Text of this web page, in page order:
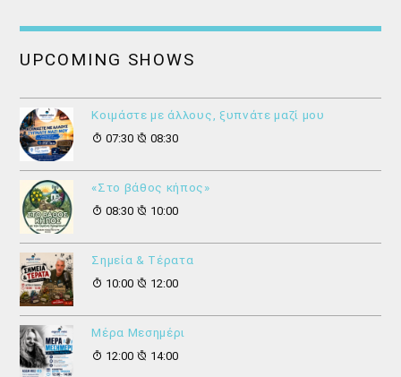
UPCOMING SHOWS
Κοιμάστε με άλλους, ξυπνάτε μαζί μου
07:30
08:30
«Στο βάθος κήπος»
08:30
10:00
Σημεία & Τέρατα
10:00
12:00
Μέρα Μεσημέρι
12:00
14:00